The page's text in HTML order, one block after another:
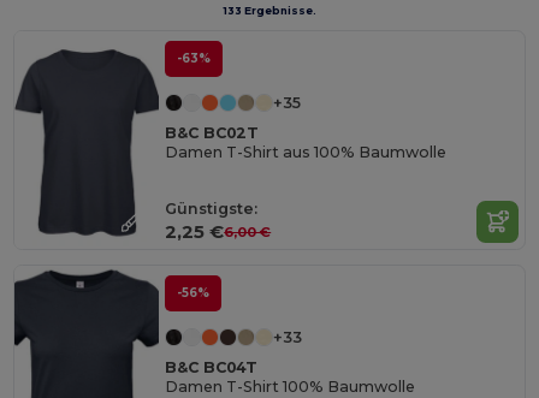
133 Ergebnisse.
-63%
+35
B&C BC02T
Damen T-Shirt aus 100% Baumwolle
Günstigste:
2,25 €6,00 €
-56%
+33
B&C BC04T
Damen T-Shirt 100% Baumwolle